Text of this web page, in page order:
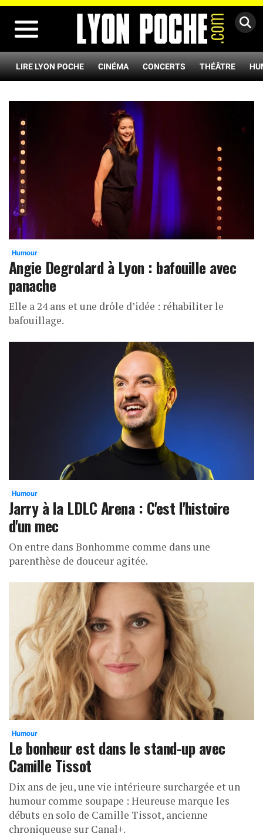
LIRE LYON POCHE CINÉMA CONCERTS THÉÂTRE
Humour
Angie Degrolard à Lyon : bafouille avec
panache
Elle a 24 ans et une drôle d’idée : réhabiliter le
bafouillage.
Humour
Jarry à la LDLC Arena : C'est l'histoire
d'un mec
On entre dans Bonhomme comme dans une
parenthèse de douceur agitée.
Humour
Le bonheur est dans le stand-up avec
Camille Tissot
Dix ans de jeu, une vie intérieure surchargée et un
humour comme soupape : Heureuse marque les
débuts en solo de Camille Tissot, ancienne
chroniqueuse sur Canal+.